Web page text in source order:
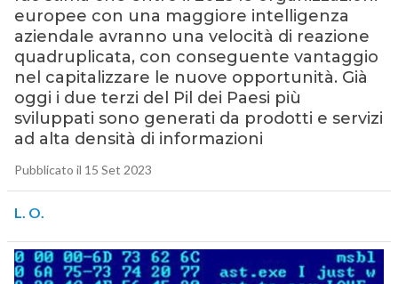
europee con una maggiore intelligenza
aziendale avranno una velocità di reazione
quadruplicata, con conseguente vantaggio
nel capitalizzare le nuove opportunità. Già
oggi i due terzi del Pil dei Paesi più
sviluppati sono generati da prodotti e servizi
ad alta densità di informazioni
Pubblicato il 15 Set 2023
L. O.